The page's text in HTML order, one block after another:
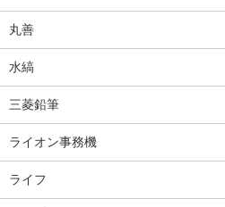
丸善
水縞
三菱鉛筆
ライオン事務機
ライフ